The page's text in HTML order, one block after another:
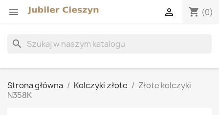
 shopping_cart (0)

search
Strona główna Kolczyki złote
Złote kolczyki
N358K